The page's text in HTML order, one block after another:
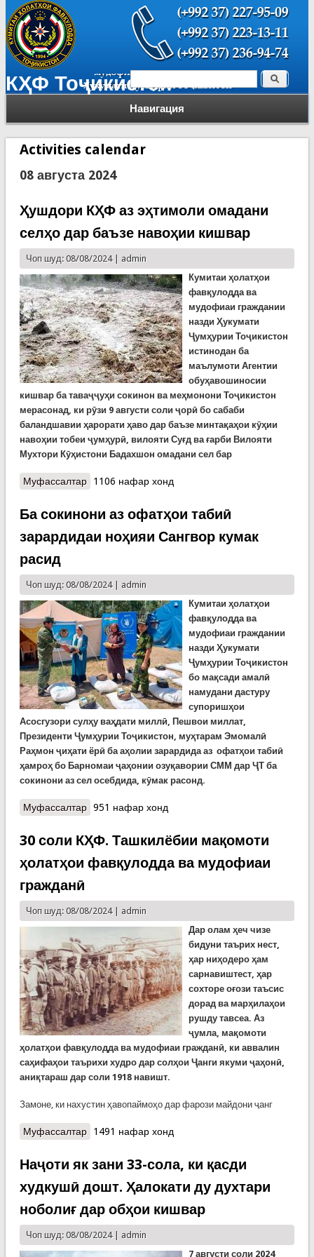
КҲФ Тоҷикистон
Навигация
Форма поиска Поиск
Activities calendar
08 августа 2024
Ҳушдори КҲФ аз эҳтимоли омадани
селҳо дар баъзе навоҳии кишвар
Чоп шуд: 08/08/2024 | admin
Кумитаи ҳолатҳои
фавқулодда ва
мудофиаи граждании
назди Ҳукумати
Ҷумҳурии Тоҷикистон
истинодан ба
маълумоти Агентии
обуҳавошиносии
кишвар ба таваҷҷуҳи сокинон ва меҳмонони Тоҷикистон
мерасонад, ки рӯзи 9 августи соли ҷорӣ бо сабаби
баландшавии ҳарорати ҳаво дар баъзе минтақаҳои кӯҳии
навоҳии тобеи ҷумҳурӣ, вилояти Суғд ва ғарби Вилояти
Мухтори Кӯҳистони Бадахшон омадани сел бар
Муфассалтаро Ҳушдори КҲФ аз эҳтимоли омадани селҳо дар
1106 нафар хонд
Ба сокинони аз офатҳои табиӣ
зарардидаи ноҳияи Сангвор кумак
расид
Чоп шуд: 08/08/2024 | admin
Кумитаи ҳолатҳои
фавқулодда ва
мудофиаи граждании
назди Ҳукумати
Ҷумҳурии Тоҷикистон
бо мақсади амалӣ
намудани дастуру
супоришҳои
Асосгузори сулҳу ваҳдати миллӣ, Пешвои миллат,
Президенти Ҷумҳурии Тоҷикистон, муҳтарам Эмомалӣ
Раҳмон ҷиҳати ёрӣ ба аҳолии зарардида аз офатҳои табиӣ
ҳамроҳ бо Барномаи ҷаҳонии озуқавории СММ дар ҶТ ба
сокинони аз сел осебдида, кӯмак расонд.
Муфассалтаро Ба сокинони аз офатҳои табиӣ зарардидаи
951 нафар хонд
30 соли КҲФ. Ташкилёбии мақомоти
ҳолатҳои фавқулодда ва мудофиаи
гражданӣ
Чоп шуд: 08/08/2024 | admin
Дар олам ҳеч чизе
бидуни таърих нест,
ҳар ниҳодеро ҳам
сарнавиштест, ҳар
сохторе оғози таъсис
дорад ва марҳилаҳои
рушду тавсеа. Аз
ҷумла, мақомоти
ҳолатҳои фавқулодда ва мудофиаи гражданӣ, ки аввалин
саҳифаҳои таърихи худро дар солҳои Ҷанги якуми ҷаҳонӣ,
аниқтараш дар соли 1918 навишт.
Замоне, ки нахустин ҳавопаймоҳо дар фарози майдони ҷанг
Муфассалтаро 30 соли КҲФ. Ташкилёбии мақомоти ҳолатҳои
1491 нафар хонд
Наҷоти як зани 33-сола, ки қасди
худкушӣ дошт. Ҳалокати ду духтари
ноболиғ дар обҳои кишвар
Чоп шуд: 08/08/2024 | admin
7 августи соли 2024